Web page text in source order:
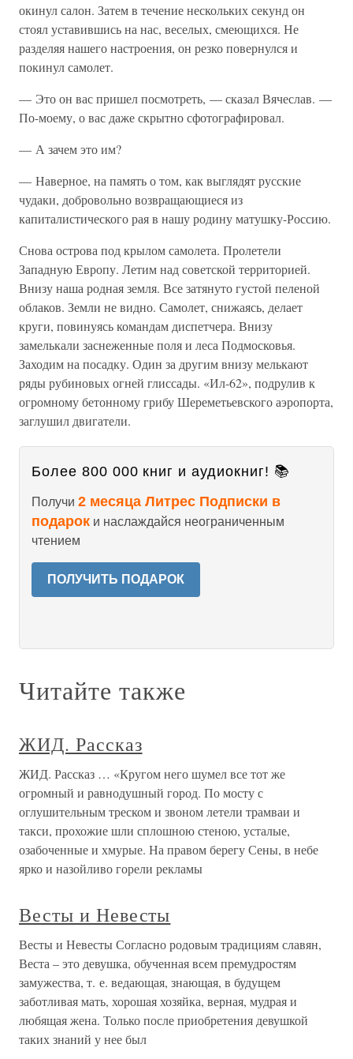
окинул салон. Затем в течение нескольких секунд он
стоял уставившись на нас, веселых, смеющихся. Не
разделяя нашего настроения, он резко повернулся и
покинул самолет.
— Это он вас пришел посмотреть, — сказал Вячеслав. —
По-моему, о вас даже скрытно сфотографировал.
— А зачем это им?
— Наверное, на память о том, как выглядят русские
чудаки, добровольно возвращающиеся из
капиталистического рая в нашу родину матушку-Россию.
Снова острова под крылом самолета. Пролетели
Западную Европу. Летим над советской территорией.
Внизу наша родная земля. Все затянуто густой пеленой
облаков. Земли не видно. Самолет, снижаясь, делает
круги, повинуясь командам диспетчера. Внизу
замелькали заснеженные поля и леса Подмосковья.
Заходим на посадку. Один за другим внизу мелькают
ряды рубиновых огней глиссады. «Ил-62», подрулив к
огромному бетонному грибу Шереметьевского аэропорта,
заглушил двигатели.
Более 800 000 книг и аудиокниг! 📚
Получи 2 месяца Литрес Подписки в
подарок и наслаждайся неограниченным
чтением
ПОЛУЧИТЬ ПОДАРОК
Читайте также
ЖИД. Рассказ
ЖИД. Рассказ … «Кругом него шумел все тот же
огромный и равнодушный город. По мосту с
оглушительным треском и звоном летели трамваи и
такси, прохожие шли сплошною стеною, усталые,
озабоченные и хмурые. На правом берегу Сены, в небе
ярко и назойливо горели рекламы
Весты и Невесты
Весты и Невесты Согласно родовым традициям славян,
Веста – это девушка, обученная всем премудростям
замужества, т. е. ведающая, знающая, в будущем
заботливая мать, хорошая хозяйка, верная, мудрая и
любящая жена. Только после приобретения девушкой
таких знаний у нее был